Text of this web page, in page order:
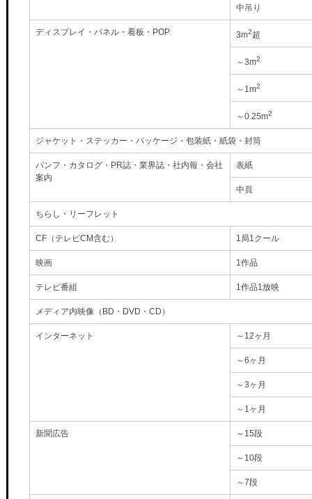
中吊り
ディスプレイ・パネル・看板・POP 3m2超
～3m2
～1m2
～0.25m2
ジャケット・ステッカー・パッケージ・包装紙・紙袋・封筒
パンフ・カタログ・PR誌・業界誌・社内報・会社
案内
表紙
中頁
ちらし・リーフレット
CF（テレビCM含む） 1局1クール
映画 1作品
テレビ番組 1作品1放映
メディア内映像（BD・DVD・CD）
インターネット ～12ヶ月
～6ヶ月
～3ヶ月
～1ヶ月
新聞広告 ～15段
～10段
～7段